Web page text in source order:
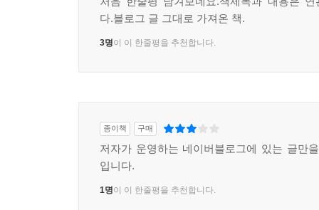
다.블로그 글 그대로 가져온 책.
3명이 이 한줄평을 추천합니다.
종이책 구매
저자가 운영하는 네이버블로그에 있는 글만
입니다.
1명이 이 한줄평을 추천합니다.